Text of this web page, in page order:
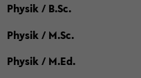
Physik / B.Sc.
Physik / M.Sc.
Physik / M.Ed.